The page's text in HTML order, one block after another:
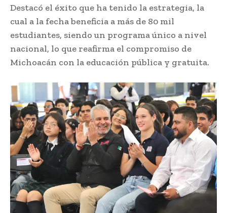
Destacó el éxito que ha tenido la estrategia, la
cual a la fecha beneficia a más de 80 mil
estudiantes, siendo un programa único a nivel
nacional, lo que reafirma el compromiso de
Michoacán con la educación pública y gratuita.